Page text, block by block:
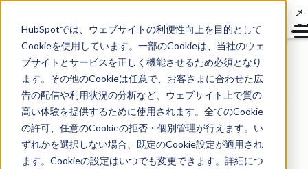
HubSpotでは、ウェブサイトの利便性向上を目的として
Cookieを使用しています。一部のCookieは、当社のウェ
ブサイトとサービスを正しく機能させるため必須となり
ます。その他のCookieは任意で、お客さまに合わせた広
告の配信や利用状況の分析など、ウェブサイト上で質の
高い体験を提供するために使用されます。全てのCookie
の許可、任意のCookieの拒否・個別管理が行えます。い
ずれかを選択しない場合、既定のCookie設定が適用され
ます。Cookieの設定はいつでも変更できます。詳細につ
HubSpotノウハウ無料
ダウンロード資料
HubSpotの無料のお役立ち資料や製品を活用して、